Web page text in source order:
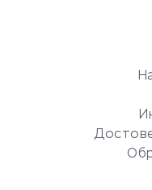
документооборот
Юридические